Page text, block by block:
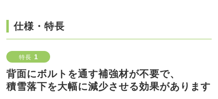
仕様・特長
特長 1
背面にボルトを通す補強材が不要で、
積雪落下を大幅に減少させる効果があります